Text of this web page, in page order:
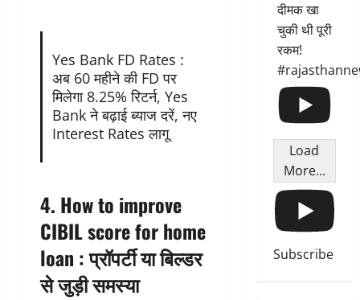
Yes Bank FD Rates :
अब 60 महीने की FD पर
मिलेगा 8.25% रिटर्न, Yes
Bank ने बढ़ाई ब्याज दरें, नए
Interest Rates लागू
4. How to improve
CIBIL score for home
loan : प्रॉपर्टी या बिल्डर
से जुड़ी समस्या
दीमक खा
चुकी थी पूरी
रकम!
Load
More...
Subscribe